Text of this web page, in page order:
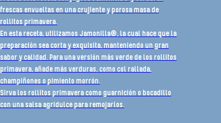
frescas envueltas en una crujiente y porosa masa de
rollitos primavera.
En esta receta, utilizamos Jamonilla®, la cual hace que la
preparación sea corta y exquisita, manteniendo un gran
sabor y calidad. Para una versión más verde de los rollitos
primavera, añade más verduras, como col rallada,
champiñones o pimiento morrón.
Sirva los rollitos primavera como guarnición o bocadillo
con una salsa agridulce para remojarlos.